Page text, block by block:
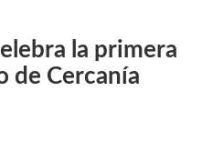
la primera
de Cercanía